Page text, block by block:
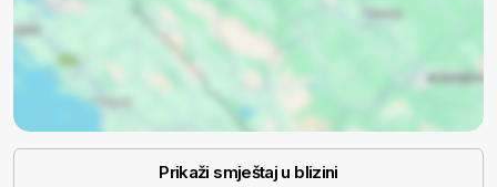
Prikaži smještaj u blizini